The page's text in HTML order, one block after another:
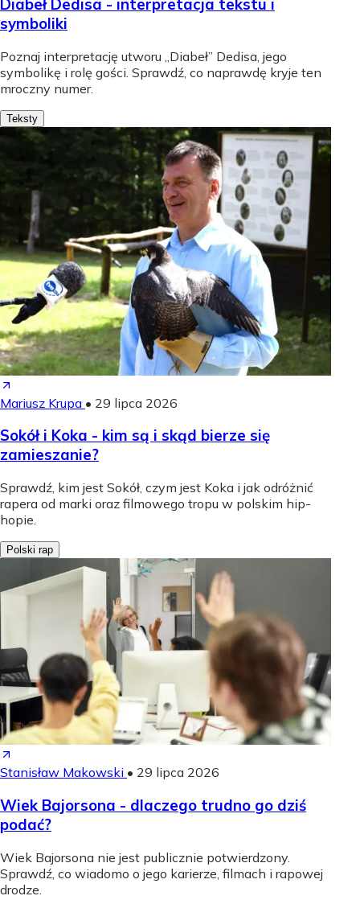
Diabeł Dedisa - interpretacja tekstu i
symboliki
Poznaj interpretację utworu „Diabeł” Dedisa, jego
symbolikę i rolę gości. Sprawdź, co naprawdę kryje ten
mroczny numer.
Teksty
Mariusz Krupa • 29 lipca 2026
Sokół i Koka - kim są i skąd bierze się
zamieszanie?
Sprawdź, kim jest Sokół, czym jest Koka i jak odróżnić
rapera od marki oraz filmowego tropu w polskim hip-
hopie.
Polski rap
Stanisław Makowski • 29 lipca 2026
Wiek Bajorsona - dlaczego trudno go dziś
podać?
Wiek Bajorsona nie jest publicznie potwierdzony.
Sprawdź, co wiadomo o jego karierze, filmach i rapowej
drodze.